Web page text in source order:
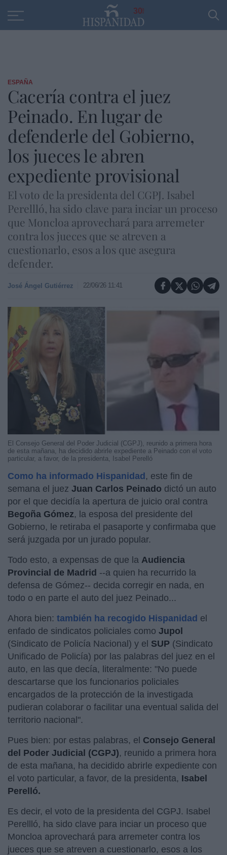
30
ESPAÑA
Cacería contra el juez
Peinado. En lugar de
defenderle del Gobierno,
los jueces le abren
expediente provisional
El voto de la presidenta del CGPJ. Isabel
Perellló, ha sido clave para inciar un proceso
que Moncloa aprovechará para arremeter
contra los jueces que se atreven a
cuestionarlo, esos a los que asegura
defender.
José Ángel Gutiérrez 22/06/26 11:41
El Consejo General del Poder Judicial (CGPJ), reunido a primera hora
de esta mañana, ha decidido abrirle expediente a Peinado con el voto
particular, a favor, de la presidenta, Isabel Perelló
Como ha informado Hispanidad, este fin de
semana el juez Juan Carlos Peinado dictó un auto
por el que decidía la apertura de juicio oral contra
Begoña Gómez, la esposa del presidente del
Gobierno, le retiraba el pasaporte y confirmaba que
será juzgada por un jurado popular.
Todo esto, a expensas de que la Audiencia
Provincial de Madrid --a quien ha recurrido la
defensa de Gómez-- decida corregir en nada, en
todo o en parte el auto del juez Peinado...
Ahora bien: también ha recogido Hispanidad el
enfado de sindicatos policiales como Jupol
(Sindicato de Policía Nacional) y el SUP (Sindicato
Unificado de Policía) por las palabras del juez en el
auto, en las que decía, literalmente: "No puede
descartarse que los funcionarios policiales
encargados de la protección de la investigada
pudieran colaborar o facilitar una eventual salida del
territorio nacional".
Pues bien: por estas palabras, el Consejo General
del Poder Judicial (CGPJ), reunido a primera hora
de esta mañana, ha decidido abrirle expediente con
el voto particular, a favor, de la presidenta, Isabel
Perelló.
Es decir, el voto de la presidenta del CGPJ. Isabel
Perellló, ha sido clave para inciar un proceso que
Moncloa aprovechará para arremeter contra los
jueces que se atreven a cuestionarlo, esos a los